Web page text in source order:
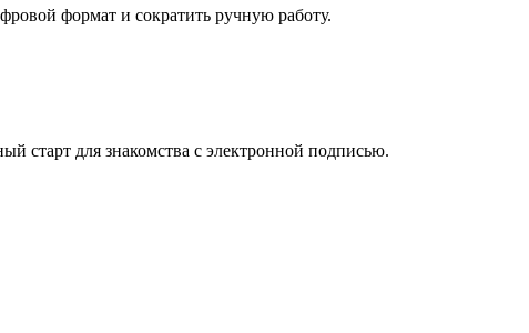
формат и сократить ручную работу.
старт для знакомства с электронной подписью.